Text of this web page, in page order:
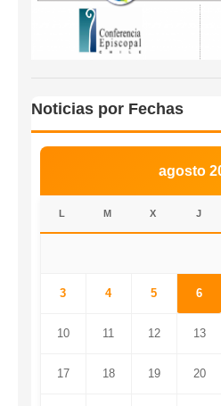
Noticias por Fechas
agosto
L M X J
3 4 5 6
10 11 12 13
17 18 19 20